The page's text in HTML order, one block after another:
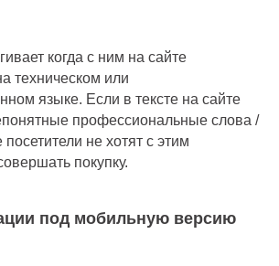
когда с ним на сайте
техническом или
языке. Если в тексте на сайте
профессиональные слова /
не хотят с этим
покупку.
под мобильную версию